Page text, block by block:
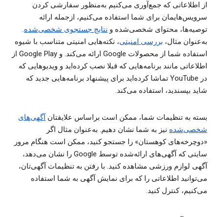
از اطلاعاتی که جمع‌آوری می‌کنیم به‌منظور سفارشی‌ کردن
سرویس‌هایمان برای شما استفاده می‌کنیم، ازجمله ارائه
توصیه‌ها، محتوای شخصی‌شده و نتایج جستجوی شخصی‌شده.
به‌عنوان مثال، بررسی امنیتی، نکته‌هایی امنیتی متناسب با شیوه
استفاده شما از محصولات Google ارائه می‌کند. و Google Play از
اطلاعاتی مانند برنامه‌هایی که قبلا نصب کرده‌اید و ویدیوهایی که
در YouTube تماشا کرده‌اید برای پیشنهاد برنامه‌هایی جدید که
شاید بپسندید، استفاده می‌کند.
بسته به تنظیمات شما، ممکن است براساس علایقتان آگهی‌های
شخصی‌شده نیز به شما نشان دهیم. به‌عنوان مثال اگر
«دوچرخه‌های کوهستان» را جستجو کنید، ممکن است هنگام مرور
سایتی که آگهی‌های ارائه‌شده توسط Google را نشان می‌دهد،
آگهی‌ لوازم ورزشی مشاهده کنید. با رفتن به تنظیمات آگهی‌تان،
می‌توانید اطلاعاتی را که برای نمایش آگهی به شما استفاده
می‌کنیم، کنترل کنید.